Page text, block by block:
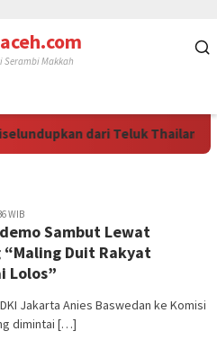
Serambi Makkah
dari Teluk Thailand,
WIB
Sambut Lewat
Duit Rakyat
Lolos”
Jakarta Anies Baswedan ke Komisi
dimintai […]